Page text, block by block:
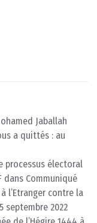
Jaballah
a quittés : au
processus électoral
dans Communiqué
l’Etranger contre la
septembre 2022